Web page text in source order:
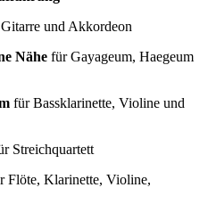
und Akkordeon
Nähe für Gayageum, Haegeum
für Bassklarinette, Violine und
Streichquartett
Flöte, Klarinette, Violine,